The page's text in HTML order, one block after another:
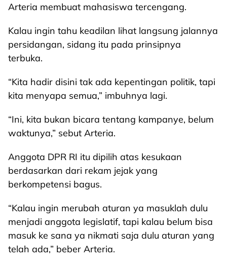
Arteria membuat mahasiswa tercengang.
Kalau ingin tahu keadilan lihat langsung jalannya
persidangan, sidang itu pada prinsipnya
terbuka.
“Kita hadir disini tak ada kepentingan politik, tapi
kita menyapa semua,” imbuhnya lagi.
“Ini, kita bukan bicara tentang kampanye, belum
waktunya,” sebut Arteria.
Anggota DPR RI itu dipilih atas kesukaan
berdasarkan dari rekam jejak yang
berkompetensi bagus.
“Kalau ingin merubah aturan ya masuklah dulu
menjadi anggota legislatif, tapi kalau belum bisa
masuk ke sana ya nikmati saja dulu aturan yang
telah ada,” beber Arteria.